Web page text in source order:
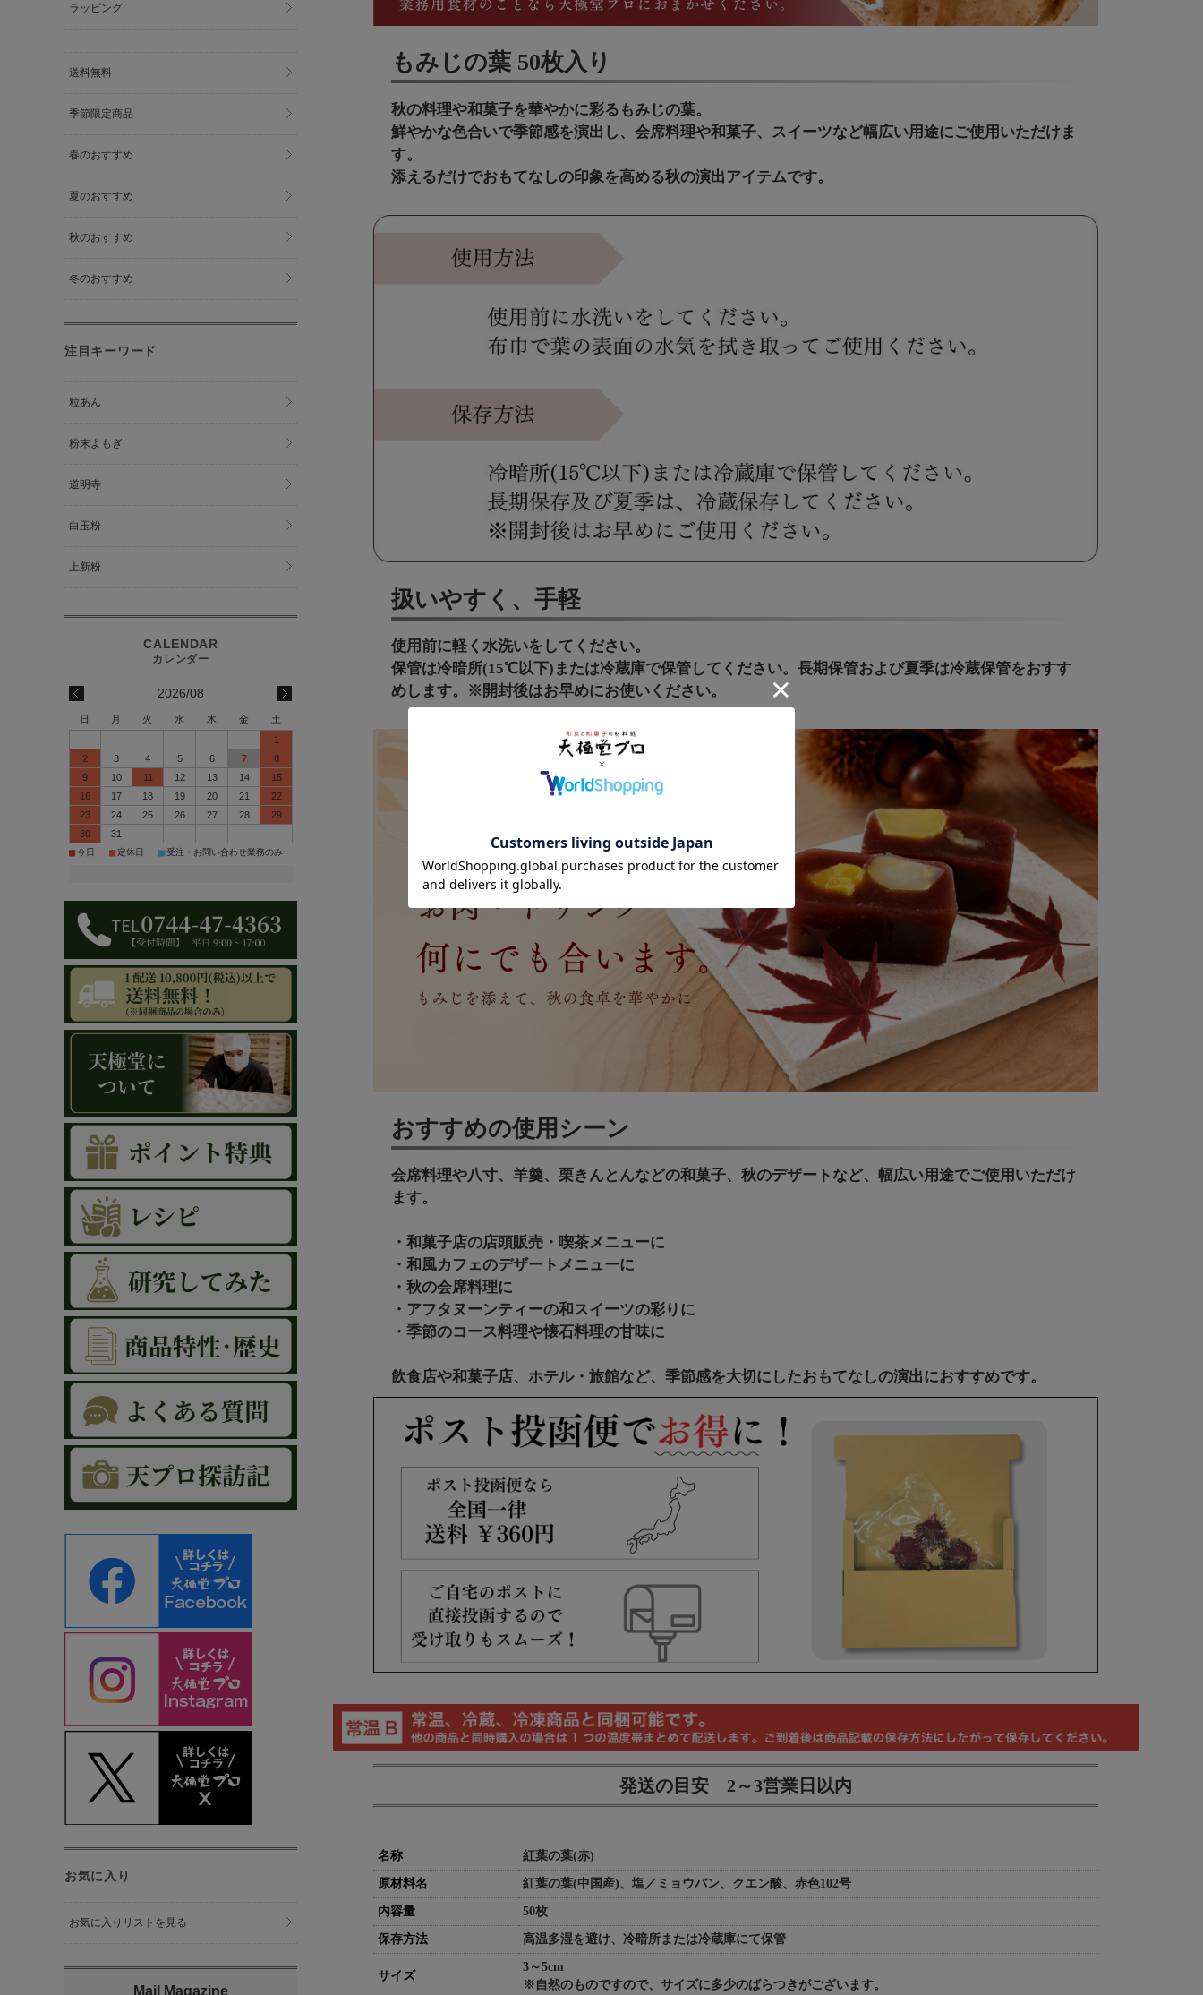
もみじの葉 50枚入り
秋の料理や和菓子を華やかに彩るもみじの葉。
鮮やかな色合いで季節感を演出し、会席料理や和菓子、スイーツなど幅広い用途にご使用いただけま
す。
添えるだけでおもてなしの印象を高める秋の演出アイテムです。
扱いやすく、手軽
使用前に軽く水洗いをしてください。
保管は冷暗所(15℃以下)または冷蔵庫で保管してください。長期保管および夏季は冷蔵保管をおすす
めします。※開封後はお早めにお使いください。
おすすめの使用シーン
会席料理や八寸、羊羹、栗きんとんなどの和菓子、秋のデザートなど、幅広い用途でご使用いただけ
ます。
・和菓子店の店頭販売・喫茶メニューに
・和風カフェのデザートメニューに
・秋の会席料理に
・アフタヌーンティーの和スイーツの彩りに
・季節のコース料理や懐石料理の甘味に
飲食店や和菓子店、ホテル・旅館など、季節感を大切にしたおもてなしの演出におすすめです。
発送の目安 2～3営業日以内
名称 紅葉の葉(赤)
原材料名 紅葉の葉(中国産)、塩／ミョウバン、クエン酸、赤色102号
内容量 50枚
保存方法 高温多湿を避け、冷暗所または冷蔵庫にて保管
サイズ
3～5cm
※自然のものですので、サイズに多少のばらつきがございます。
ラッピング
送料無料
季節限定商品
春のおすすめ
夏のおすすめ
秋のおすすめ
冬のおすすめ
注目キーワード
粒あん
粉末よもぎ
道明寺
白玉粉
上新粉
2026/08
日 月 火 水 木 金
土
1
2
3 4 5 6 7
8
9
10 11 12 13 14
15
16
17 18 19 20 21
22
23
24 25 26 27 28
29
30
31
■今日 ■ 定休日 ■受注・お問い合わせ業務のみ
お気に入り
お気に入りリストを見る